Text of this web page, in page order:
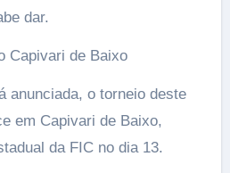
dar.
Capivari de Baixo
anunciada, o torneio deste
em Capivari de Baixo,
da FIC no dia 13.